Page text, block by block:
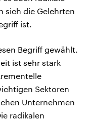
sich die Gelehrten
ist.
Begriff gewählt.
ist sehr stark
Sektoren
Unternehmen
radikalen